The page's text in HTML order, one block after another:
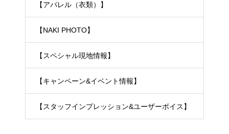
【アパレル（衣類）】
【NAKI PHOTO】
【スペシャル現地情報】
【キャンペーン&イベント情報】
【スタッフインプレッション&ユーザーボイス】